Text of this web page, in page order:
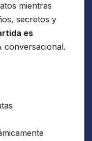
mientras
secretos y
es
conversacional.